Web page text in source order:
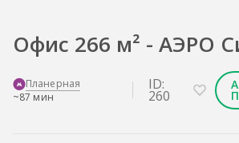
Офис 266 м² - АЭРО
Планерная
~87 мин
ID:
260